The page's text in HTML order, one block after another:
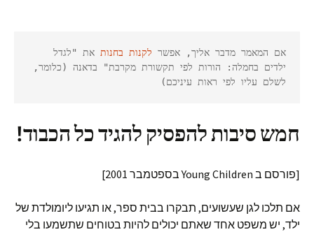
אם המאמר מדבר אליך, אפשר לקנות בחנות
לשלם עליו לפי ראות עיניכם)
חמש סיבות להפסיק להגיד כל הכבוד!
[פורסם ב Young Children בספטמבר 2001]
אם תלכו לגן שעשועים, תבקרו בבית ספר, או תגיעו ליומולדת של
ילד, יש משפט אחד שאתם יכולים להיות בטוחים שתשמעו בלי